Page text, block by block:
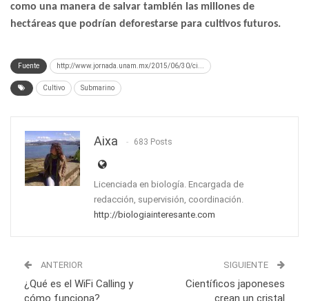
como una manera de salvar también las millones de
hectáreas que podrían deforestarse para cultivos futuros.
Fuente http://www.jornada.unam.mx/2015/06/30/ci...
Cultivo Submarino
Aixa 683 Posts
Licenciada en biología. Encargada de
redacción, supervisión, coordinación.
http://biologiainteresante.com
ANTERIOR
¿Qué es el WiFi Calling y
cómo funciona?
SIGUIENTE
Científicos japoneses
crean un cristal